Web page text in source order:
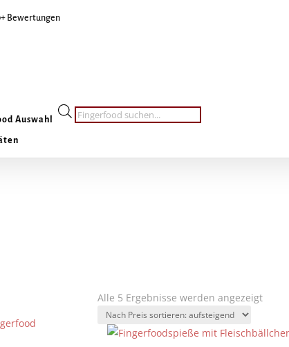
Bewertungen
Auswahl
Products
search
Alle 5 Ergebnisse werden angezeigtNach